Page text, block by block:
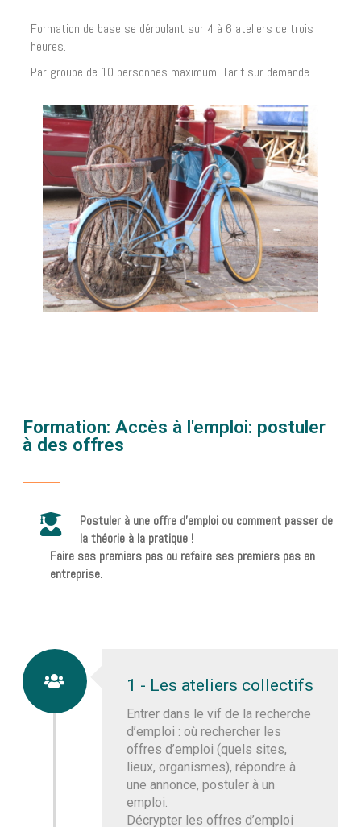
Formation de base se déroulant sur 4 à 6 ateliers de trois
heures.
Par groupe de 10 personnes maximum. Tarif sur demande.
Formation: Accès à l'emploi: postuler
à des offres
Postuler à une offre d'emploi ou comment passer de
la théorie à la pratique !
Faire ses premiers pas ou refaire ses premiers pas en
entreprise.
1 - Les ateliers collectifs
Entrer dans le vif de la recherche
d’emploi : où rechercher les
offres d’emploi (quels sites,
lieux, organismes), répondre à
une annonce, postuler à un
emploi.
Décrypter les offres d’emploi